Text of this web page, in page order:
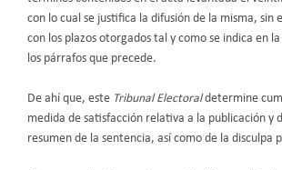
con lo cual se justifica la difusión de la misma, sin
con los plazos otorgados tal y como se indica en
los párrafos que precede.
De ahí que, este Tribunal Electoraldetermine
medida de satisfacción relativa a la publicación y
resumen de la sentencia, así como de la disculpa